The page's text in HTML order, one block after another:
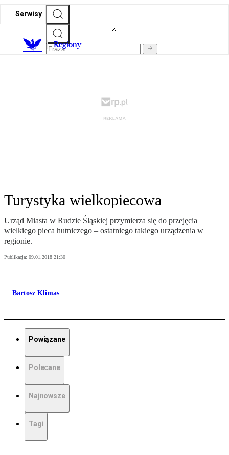
Serwisy
Regiony
Turystyka wielkopiecowa
Urząd Miasta w Rudzie Śląskiej przymierza się do przejęcia
wielkiego pieca hutniczego – ostatniego takiego urządzenia w
regionie.
Publikacja: 09.01.2018 21:30
Bartosz Klimas
Powiązane
Polecane
Najnowsze
Tagi